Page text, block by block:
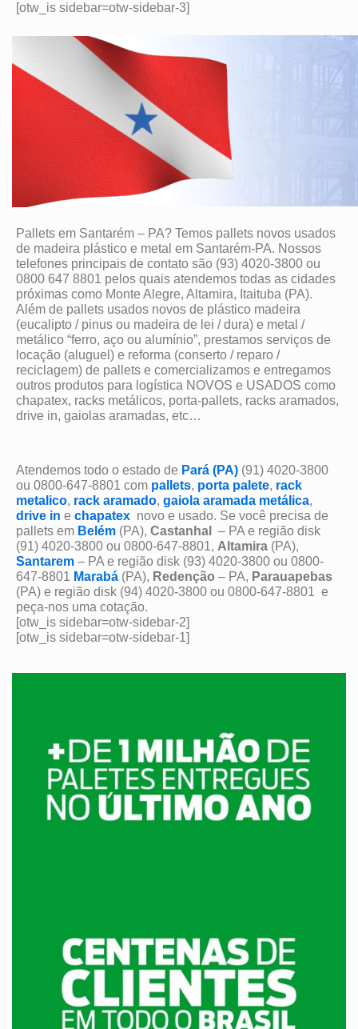
[otw_is sidebar=otw-sidebar-3]
Pallets em Santarém – PA? Temos pallets novos usados
de madeira plástico e metal em Santarém-PA. Nossos
telefones principais de contato são (93) 4020-3800 ou
0800 647 8801 pelos quais atendemos todas as cidades
próximas como Monte Alegre, Altamira, Itaituba (PA).
Além de pallets usados novos de plástico madeira
(eucalipto / pinus ou madeira de lei / dura) e metal /
metálico “ferro, aço ou alumínio”, prestamos serviços de
locação (aluguel) e reforma (conserto / reparo /
reciclagem) de pallets e comercializamos e entregamos
outros produtos para logística NOVOS e USADOS como
chapatex, racks metálicos, porta-pallets, racks aramados,
drive in, gaiolas aramadas, etc…
Atendemos todo o estado de Pará (PA) (91) 4020-3800
ou 0800-647-8801 com pallets, porta palete, rack
metalico, rack aramado, gaiola aramada metálica,
drive in e chapatex novo e usado. Se você precisa de
pallets em Belém (PA), Castanhal
– PA e região disk
(91) 4020-3800 ou 0800-647-8801, Altamira (PA),
Santarem – PA e região disk (93) 4020-3800 ou 0800-
647-8801 Marabá (PA), Redenção – PA, Parauapebas
(PA) e região disk (94) 4020-3800 ou 0800-647-8801 e
peça-nos uma cotação.
[otw_is sidebar=otw-sidebar-2]
[otw_is sidebar=otw-sidebar-1]